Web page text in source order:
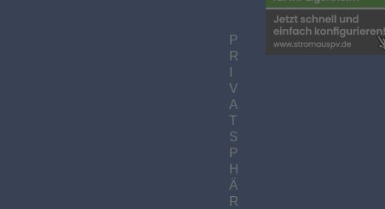
P
R
V
A
T
S
P
H
Ä
R